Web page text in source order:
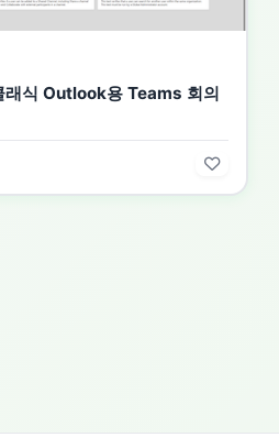
래식 Outlook용 Teams 회의